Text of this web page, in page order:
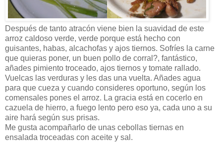
Después de tanto atracón viene bien la suavidad de este
arroz caldoso verde, verde porque está hecho con
guisantes, habas, alcachofas y ajos tiernos. Sofríes la carne
que quieras poner, un buen pollo de corral?, fantástico,
añades pimiento troceado, ajos tiernos y tomate rallado.
Vuelcas las verduras y les das una vuelta. Añades agua
para que cueza y cuando consideres oportuno, según los
comensales pones el arroz. La gracia está en cocerlo en
cazuela de hierro, a fuego lento pero eso ya, cada uno a su
aire hará según sus prisas.
Me gusta acompañarlo de unas cebollas tiernas en
ensalada troceadas con aceite y sal.